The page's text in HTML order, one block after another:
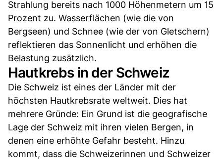
Strahlung bereits nach 1000 Höhenmetern um 15
Prozent zu. Wasserflächen (wie die von
Bergseen) und Schnee (wie der von Gletschern)
reflektieren das Sonnenlicht und erhöhen die
Belastung zusätzlich.
Hautkrebs in der Schweiz
Die Schweiz ist eines der Länder mit der
höchsten Hautkrebsrate weltweit. Dies hat
mehrere Gründe: Ein Grund ist die geografische
Lage der Schweiz mit ihren vielen Bergen, in
denen eine erhöhte Gefahr besteht. Hinzu
kommt, dass die Schweizerinnen und Schweizer